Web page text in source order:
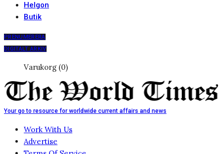
Helgon
Butik
PRENUMERERA
DIGITALT ARKIV
Varukorg (0)
Your go to resource for worldwide current affairs and news
Work With Us
Advertise